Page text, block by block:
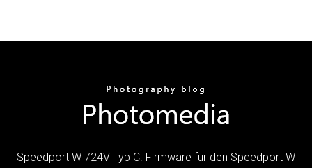
Speedport W 724V Typ C. Firmware für den Speedport W